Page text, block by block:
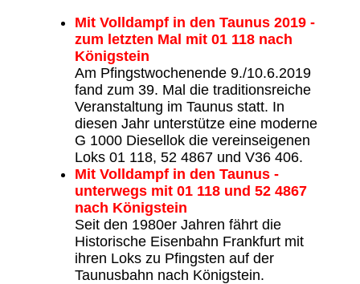
Mit Volldampf in den Taunus 2019 -
zum letzten Mal mit 01 118 nach
Königstein
Am Pfingstwochenende 9./10.6.2019
fand zum 39. Mal die traditionsreiche
Veranstaltung im Taunus statt. In
diesen Jahr unterstütze eine moderne
G 1000 Diesellok die vereinseigenen
Loks 01 118, 52 4867 und V36 406.
Mit Volldampf in den Taunus -
unterwegs mit 01 118 und 52 4867
nach Königstein
Seit den 1980er Jahren fährt die
Historische Eisenbahn Frankfurt mit
ihren Loks zu Pfingsten auf der
Taunusbahn nach Königstein.